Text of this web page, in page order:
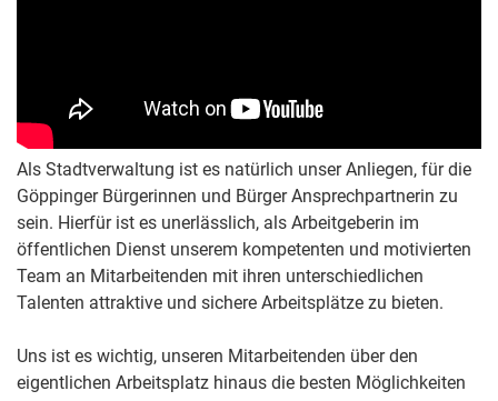
Als Stadtverwaltung ist es natürlich unser Anliegen, für die
Göppinger Bürgerinnen und Bürger Ansprechpartnerin zu
sein. Hierfür ist es unerlässlich, als Arbeitgeberin im
öffentlichen Dienst unserem kompetenten und motivierten
Team an Mitarbeitenden mit ihren unterschiedlichen
Talenten attraktive und sichere Arbeitsplätze zu bieten.
Uns ist es wichtig, unseren Mitarbeitenden über den
eigentlichen Arbeitsplatz hinaus die besten Möglichkeiten